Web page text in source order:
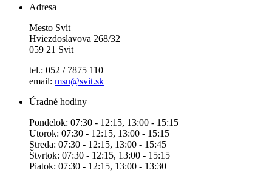
Adresa
Mesto Svit
Hviezdoslavova 268/32
059 21 Svit
tel.: 052 / 7875 110
email: msu@svit.sk
Úradné hodiny
Pondelok: 07:30 - 12:15, 13:00 - 15:15
Utorok: 07:30 - 12:15, 13:00 - 15:15
Streda: 07:30 - 12:15, 13:00 - 15:45
Štvrtok: 07:30 - 12:15, 13:00 - 15:15
Piatok: 07:30 - 12:15, 13:00 - 13:30